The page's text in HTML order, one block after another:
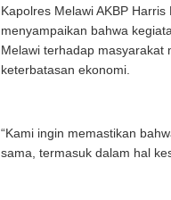
Kapolres Melawi AKBP
menyampaikan bahwa
Melawi terhadap masyarakat
keterbatasan ekonomi.
“Kami ingin memastikan
sama, termasuk dalam hal